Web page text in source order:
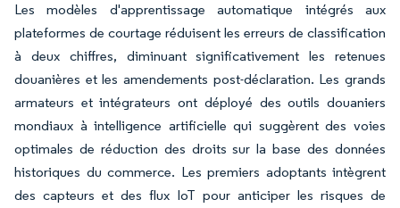
Les modèles d'apprentissage automatique intégrés aux
plateformes de courtage réduisent les erreurs de classification
à deux chiffres, diminuant significativement les retenues
douanières et les amendements post-déclaration. Les grands
armateurs et intégrateurs ont déployé des outils douaniers
mondiaux à intelligence artificielle qui suggèrent des voies
optimales de réduction des droits sur la base des données
historiques du commerce. Les premiers adoptants intègrent
des capteurs et des flux IoT pour anticiper les risques de